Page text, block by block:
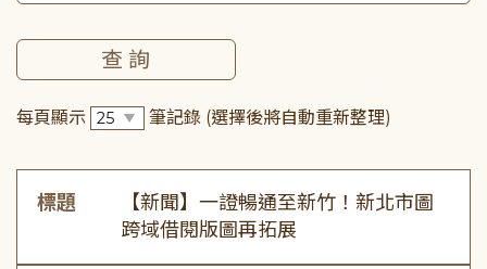
每頁顯示 筆記錄 (選擇後將自動重新整理)
標題
【新聞】一證暢通至新竹！新北市圖
跨域借閱版圖再拓展